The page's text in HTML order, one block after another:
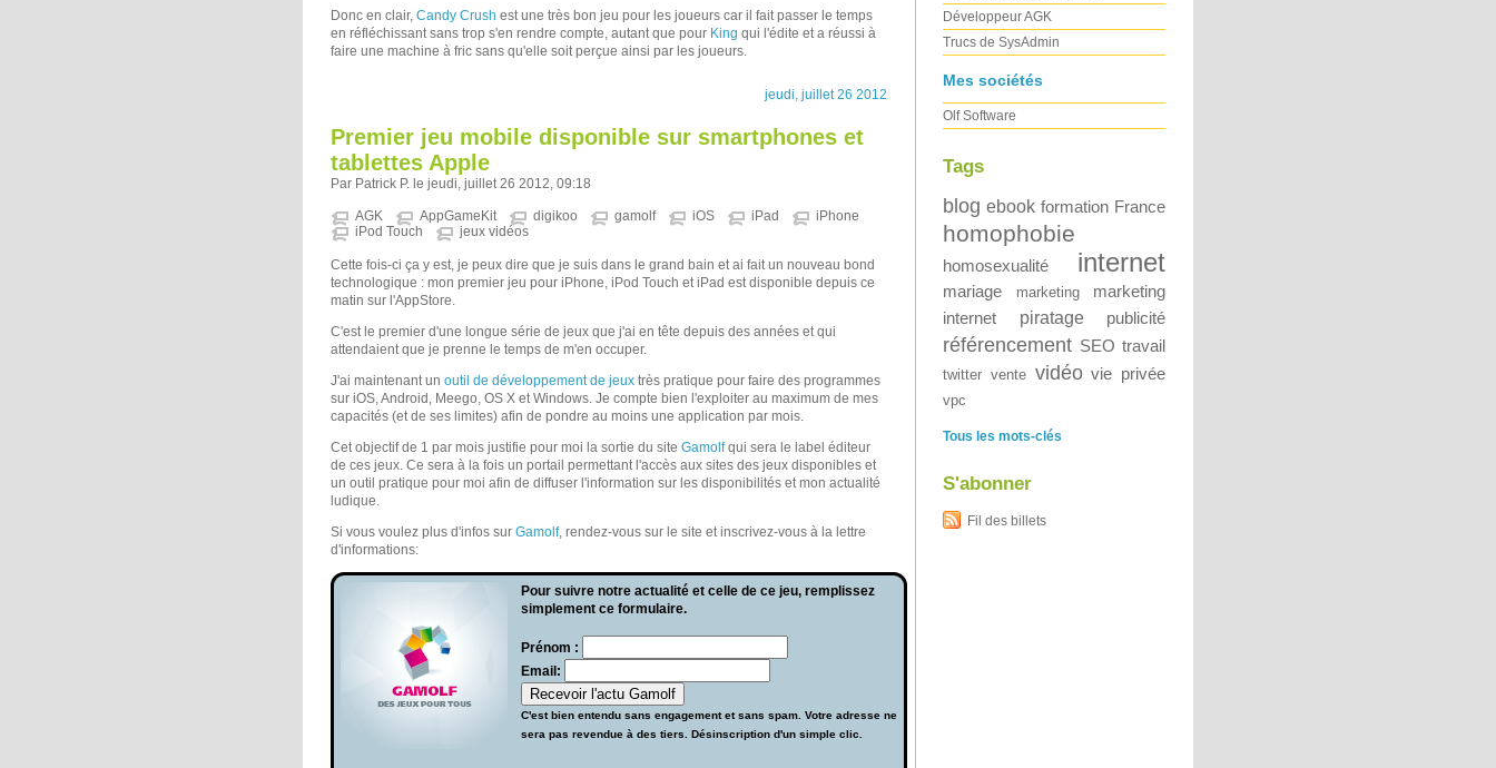
Donc en clair, Candy Crush est une très bon jeu pour les joueurs car il fait passer le temps
en réfléchissant sans trop s'en rendre compte, autant que pour King qui l'édite et a réussi à
faire une machine à fric sans qu'elle soit perçue ainsi par les joueurs.
jeudi, juillet 26 2012
Premier jeu mobile disponible sur smartphones et
tablettes Apple
Par Patrick P. le jeudi, juillet 26 2012, 09:18
AGK AppGameKit digikoo gamolf iOS iPad
iPhone
iPod Touch
jeux vidéos
Cette fois-ci ça y est, je peux dire que je suis dans le grand bain et ai fait un nouveau bond
technologique : mon premier jeu pour iPhone, iPod Touch et iPad est disponible depuis ce
matin sur l'AppStore.
C'est le premier d'une longue série de jeux que j'ai en tête depuis des années et qui
attendaient que je prenne le temps de m'en occuper.
J'ai maintenant un outil de développement de jeux très pratique pour faire des programmes
sur iOS, Android, Meego, OS X et Windows. Je compte bien l'exploiter au maximum de mes
capacités (et de ses limites) afin de pondre au moins une application par mois.
Cet objectif de 1 par mois justifie pour moi la sortie du site Gamolfqui sera le label éditeur
de ces jeux. Ce sera à la fois un portail permettant l'accès aux sites des jeux disponibles et
un outil pratique pour moi afin de diffuser l'information sur les disponibilités et mon actualité
ludique.
Si vous voulez plus d'infos sur Gamolf, rendez-vous sur le site et inscrivez-vous à la lettre
d'informations:
Pour suivre notre actualité et celle de ce jeu, remplissez
simplement ce formulaire.
Prénom :
Email:
C'est bien entendu sans engagement et sans spam. Votre adresse ne
sera pas revendue à des tiers. Désinscription d'un simple clic.
Développeur AGK
Trucs de SysAdmin
Mes sociétés
Olf Software
Tags
blog ebook formation France
homophobie
homosexualité internet
mariage marketing
marketing
internet
piratage publicité
référencement SEO travail
twitter vente vidéo vie privée
vpc
Tous les mots-clés
S'abonner
Fil des billets